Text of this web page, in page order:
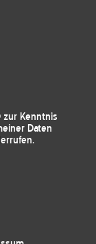
zur Kenntnis
Daten